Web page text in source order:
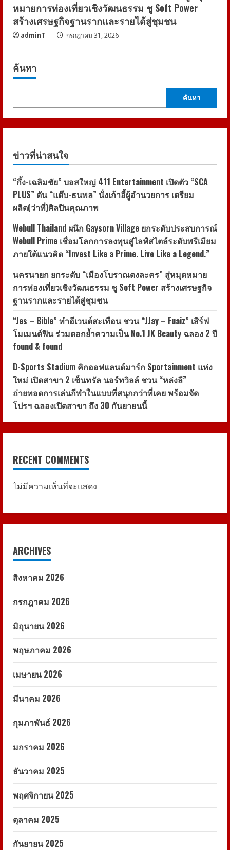
หมายการท่องเที่ยวเชิงวัฒนธรรม ชู Soft Power
สร้างเศรษฐกิจฐานรากและรายได้สู่ชุมชน
adminT กรกฎาคม 31, 2026
ค้นหา
ค้นหา
ข่าวที่น่าสนใจ
“กึ้ง-เฉลิมชัย” บอสใหญ่ 411 Entertainment เปิดตัว “SCA
PLUS” ดัน “แต๊บ-ธนพล” นั่งเก้าอี้ผู้อำนวยการ เตรียม
ผลิต(ว่าที่)ศิลปินคุณภาพ
Webull Thailand ผนึก Gaysorn Village ยกระดับประสบการณ์
Webull Prime เชื่อมโลกการลงทุนสู่ไลฟ์สไตล์ระดับพรีเมียม
ภายใต้แนวคิด “Invest Like a Prime. Live Like a Legend.”
นครนายก ยกระดับ “เมืองโบราณดงละคร” สู่หมุดหมาย
การท่องเที่ยวเชิงวัฒนธรรม ชู Soft Power สร้างเศรษฐกิจ
ฐานรากและรายได้สู่ชุมชน
“Jes – Bible” ทำอีเวนต์สะเทือน ชวน “JJay – Fuaiz” เสิร์ฟ
โมเมนต์ฟิน ร่วมตอกย้ำความเป็น No.1 JK Beauty ฉลอง 2 ปี
found & found
D-Sports Stadium คิกออฟแลนด์มาร์ก Sportainment แห่ง
ใหม่ เปิดสาขา 2 เซ็นทรัล นอร์ทวิลล์ ชวน “หล่งลี”
ถ่ายทอดการเล่นกีฬาในแบบที่สนุกกว่าที่เคย พร้อมจัด
โปรฯ ฉลองเปิดสาขา ถึง 30 กันยายนนี้
RECENT COMMENTS
ไม่มีความเห็นที่จะแสดง
ARCHIVES
สิงหาคม 2026
กรกฎาคม 2026
มิถุนายน 2026
พฤษภาคม 2026
เมษายน 2026
มีนาคม 2026
กุมภาพันธ์ 2026
มกราคม 2026
ธันวาคม 2025
พฤศจิกายน 2025
ตุลาคม 2025
กันยายน 2025